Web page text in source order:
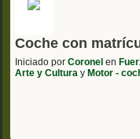
Coche con
Iniciado por Coronel en
Arte y Cultura y Motor -